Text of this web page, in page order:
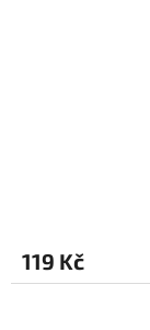
119 Kč